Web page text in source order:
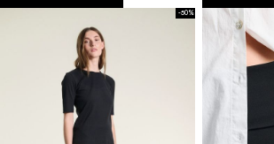
-50%